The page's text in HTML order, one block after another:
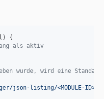
)
{
als aktiv
wurde, wird eine Standard-
json-listing/<MODULE-ID>/